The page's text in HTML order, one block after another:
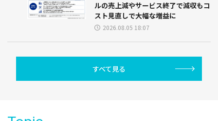
ルの売上減やサービス終了で減収もコ
スト見直しで大幅な増益に
2026.08.05 18:07
すべて見る